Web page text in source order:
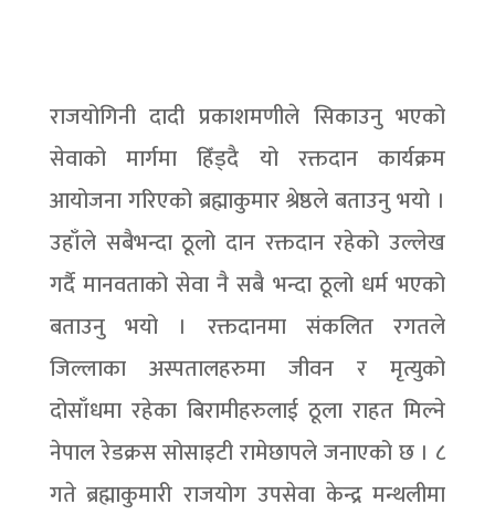
राजयोगिनी दादी प्रकाशमणीले सिकाउनु भएको
सेवाको मार्गमा हिँड्दै यो रक्तदान कार्यक्रम
आयोजना गरिएको ब्रह्माकुमार श्रेष्ठले बताउनु भयो ।
उहाँले सबैभन्दा ठूलो दान रक्तदान रहेको उल्लेख
गर्दै मानवताको सेवा नै सबै भन्दा ठूलो धर्म भएको
बताउनु भयो । रक्तदानमा संकलित रगतले
जिल्लाका अस्पतालहरुमा जीवन र मृत्युको
दोसाँधमा रहेका बिरामीहरुलाई ठूला राहत मिल्ने
नेपाल रेडक्रस सोसाइटी रामेछापले जनाएको छ । ८
गते ब्रह्माकुमारी राजयोग उपसेवा केन्द्र मन्थलीमा